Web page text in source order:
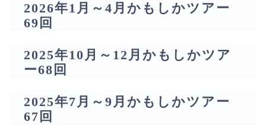
2026年1月～4月かもしかツアー
69回
2025年10月～12月かもしかツア
ー68回
2025年7月～9月かもしかツアー
67回